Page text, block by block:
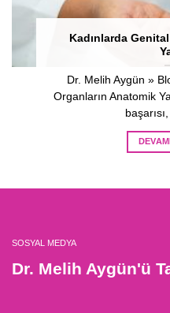
Kadınlarda
Dr. Melih Aygün »
Organların Anatomik
SOSYAL MEDYA
Dr. Melih Aygün'ü